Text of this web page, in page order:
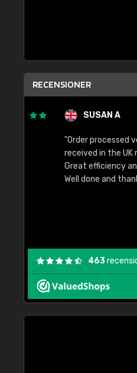
RECENSIONER
SUSAN A
"Order processed very
received in the UK much
Great efficiency and
Well done and thank you."
463